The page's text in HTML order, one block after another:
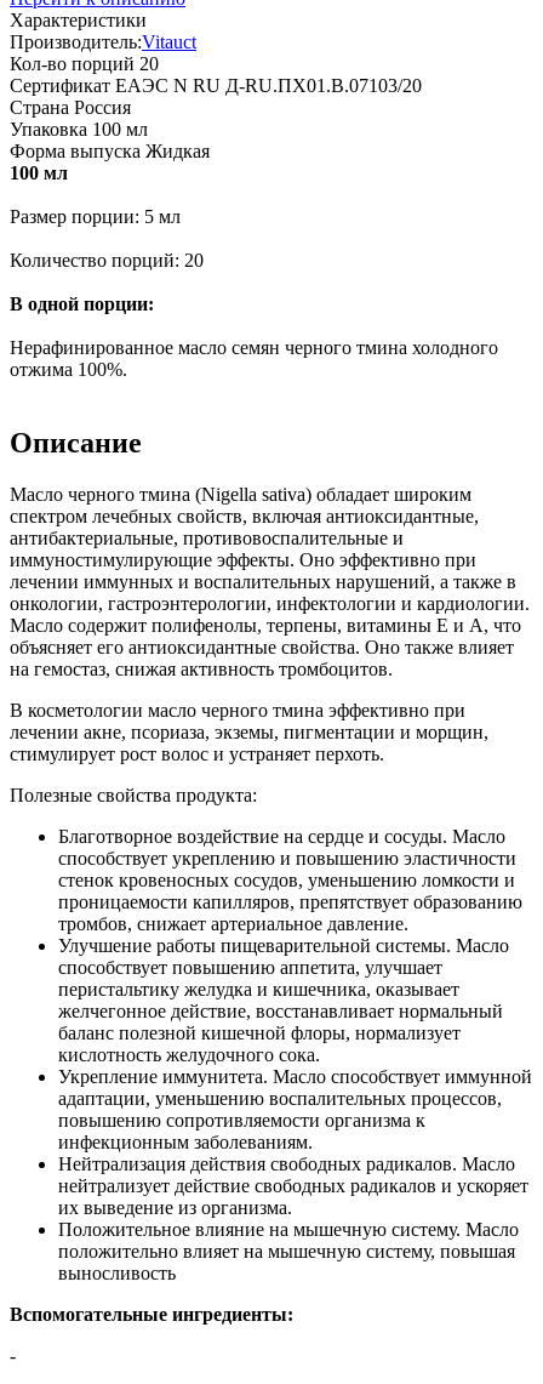
Характеристики
Производитель:Vitauct
Кол-во порций 20
Сертификат ЕАЭС N RU Д-RU.ПХ01.В.07103/20
Страна Россия
Упаковка 100 мл
Форма выпуска Жидкая
100 мл
Размер порции: 5 мл
Количество порций: 20
В одной порции:
Нерафинированное масло семян черного тмина холодного
отжима 100%.
Описание
Масло черного тмина (Nigella sativa) обладает широким
спектром лечебных свойств, включая антиоксидантные,
антибактериальные, противовоспалительные и
иммуностимулирующие эффекты. Оно эффективно при
лечении иммунных и воспалительных нарушений, а также в
онкологии, гастроэнтерологии, инфектологии и кардиологии.
Масло содержит полифенолы, терпены, витамины Е и А, что
объясняет его антиоксидантные свойства. Оно также влияет
на гемостаз, снижая активность тромбоцитов.
В косметологии масло черного тмина эффективно при
лечении акне, псориаза, экземы, пигментации и морщин,
стимулирует рост волос и устраняет перхоть.
Полезные свойства продукта:
Благотворное воздействие на сердце и сосуды. Масло
способствует укреплению и повышению эластичности
стенок кровеносных сосудов, уменьшению ломкости и
проницаемости капилляров, препятствует образованию
тромбов, снижает артериальное давление.
Улучшение работы пищеварительной системы. Масло
способствует повышению аппетита, улучшает
перистальтику желудка и кишечника, оказывает
желчегонное действие, восстанавливает нормальный
баланс полезной кишечной флоры, нормализует
кислотность желудочного сока.
Укрепление иммунитета. Масло способствует иммунной
адаптации, уменьшению воспалительных процессов,
повышению сопротивляемости организма к
инфекционным заболеваниям.
Нейтрализация действия свободных радикалов. Масло
нейтрализует действие свободных радикалов и ускоряет
их выведение из организма.
Положительное влияние на мышечную систему. Масло
положительно влияет на мышечную систему, повышая
выносливость
Вспомогательные ингредиенты:
-